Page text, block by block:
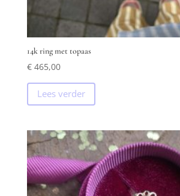
14k ring met topaas
€465,00
Lees verder